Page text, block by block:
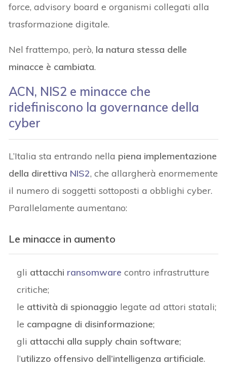
force, advisory board e organismi collegati alla
trasformazione digitale.
Nel frattempo, però, la natura stessa delle
minacce è cambiata.
ACN, NIS2 e minacce che
ridefiniscono la governance della
cyber
L’Italia sta entrando nella piena implementazione
della direttiva NIS2, che allargherà enormemente
il numero di soggetti sottoposti a obblighi cyber.
Parallelamente aumentano:
Le minacce in aumento
gli attacchi ransomware contro infrastrutture
critiche;
le attività di spionaggio legate ad attori statali;
le campagne di disinformazione;
gli attacchi alla supply chain software;
l’utilizzo offensivo dell’intelligenza artificiale.